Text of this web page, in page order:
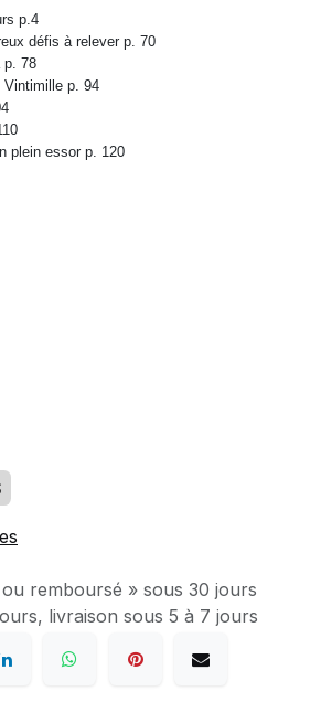
p.4
défis à relever p. 70
p. 78
Vintimille p. 94
plein essor p. 120
remboursé » sous 30 jours
livraison sous 5 à 7 jours